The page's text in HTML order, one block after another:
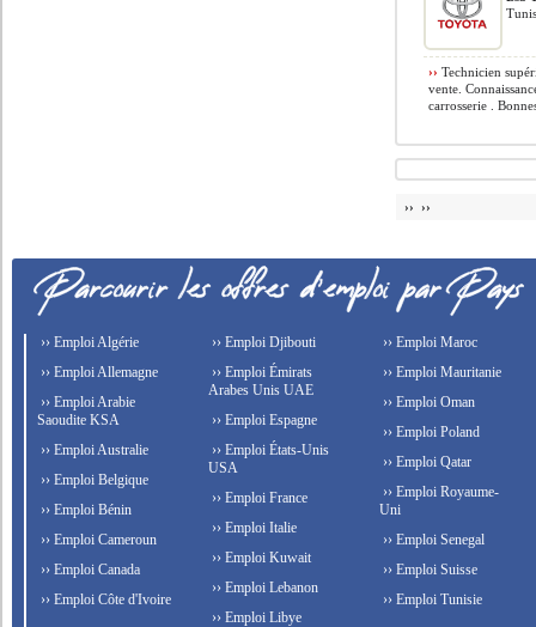
›› Technicien
vente.
carrosserie .
›› ››
›› Emploi Algérie
›› Emploi Allemagne
›› Emploi Arabie
Saoudite KSA
›› Emploi Australie
›› Emploi Belgique
›› Emploi Bénin
›› Emploi Cameroun
›› Emploi Canada
›› Emploi Côte d'Ivoire
›› Emploi Djibouti
›› Emploi Émirats
Arabes Unis UAE
›› Emploi Espagne
›› Emploi États-Unis
USA
›› Emploi France
›› Emploi Italie
›› Emploi Kuwait
›› Emploi Lebanon
›› Emploi Libye
›› Emploi Maroc
›› Emploi Mauritanie
›› Emploi Oman
›› Emploi Poland
›› Emploi Qatar
›› Emploi Royaume-
Uni
›› Emploi Senegal
›› Emploi Suisse
›› Emploi Tunisie